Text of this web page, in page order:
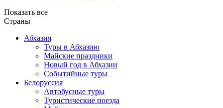
Показать все
Страны
Абхазия
Туры в Абхазию
Майские праздники
Новый год в Абхазии
Событийные туры
Белоруссия
Автобусные туры
Туристические поезда